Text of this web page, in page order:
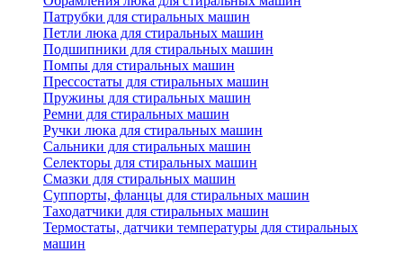
Патрубки для стиральных машин
Петли люка для стиральных машин
Подшипники для стиральных машин
Помпы для стиральных машин
Прессостаты для стиральных машин
Пружины для стиральных машин
Ремни для стиральных машин
Ручки люка для стиральных машин
Сальники для стиральных машин
Селекторы для стиральных машин
Смазки для стиральных машин
Суппорты, фланцы для стиральных машин
Таходатчики для стиральных машин
Термостаты, датчики температуры для стиральных
машин